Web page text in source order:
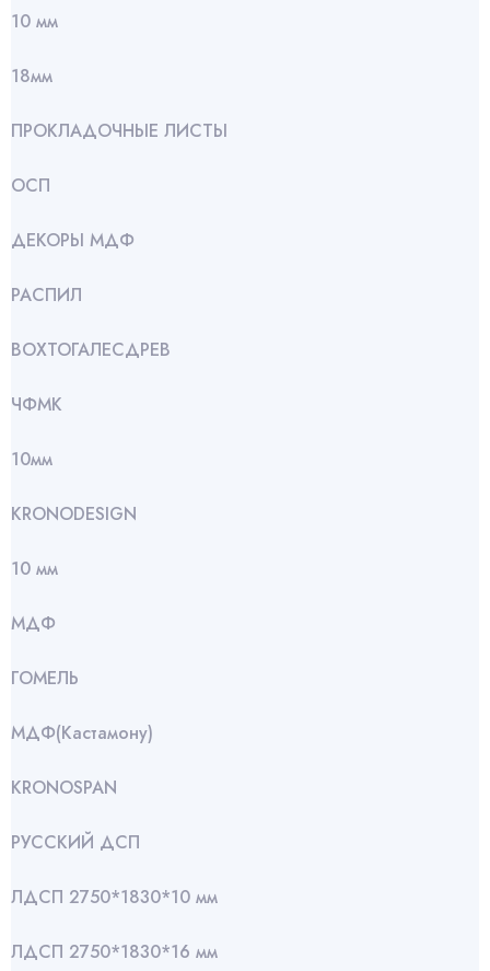
10 мм
18мм
ПРОКЛАДОЧНЫЕ ЛИСТЫ
ОСП
ДЕКОРЫ МДФ
РАСПИЛ
ВОХТОГАЛЕСДРЕВ
ЧФМК
10мм
KRONODESIGN
10 мм
МДФ
ГОМЕЛЬ
МДФ(Кастамону)
KRONOSPAN
РУССКИЙ ДСП
ЛДСП 2750*1830*10 мм
ЛДСП 2750*1830*16 мм